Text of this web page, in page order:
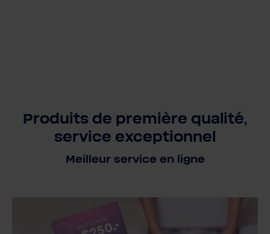
Produits de première qualité,
service exceptionnel
Meilleur service en ligne